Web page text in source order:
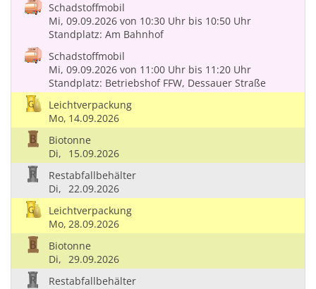
Schadstoffmobil
Mi, 09.09.2026 von 10:30 Uhr bis 10:50 Uhr
Standplatz: Am Bahnhof
Schadstoffmobil
Mi, 09.09.2026 von 11:00 Uhr bis 11:20 Uhr
Standplatz: Betriebshof FFW, Dessauer Straße
Leichtverpackung
Mo, 14.09.2026
Biotonne
Di,
15.09.2026
Restabfallbehälter
Di, 22.09.2026
Leichtverpackung
Mo, 28.09.2026
Biotonne
Di, 29.09.2026
Restabfallbehälter